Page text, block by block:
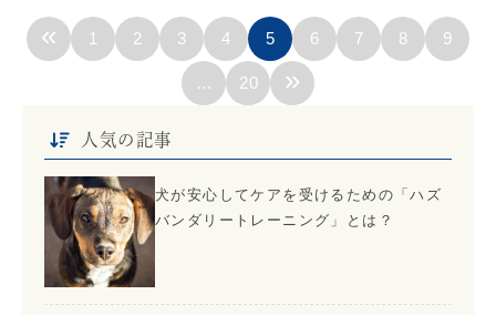
« 1 2 3 4 5 6 7 8 9
… 20 »
人気の記事
犬が安心してケアを受けるための「ハズ
バンダリートレーニング」とは？